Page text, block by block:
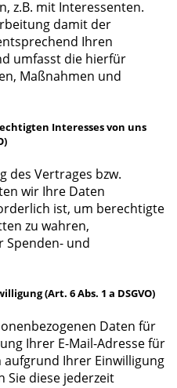
z.B. mit Interessenten.
damit der
Ihren
umfasst die hierfür
Maßnahmen und
Interesses von uns
des Vertrages bzw.
wir Ihre Daten
ist, um berechtigte
zu wahren,
Spenden- und
(Art. 6 Abs. 1 a DSGVO)
Daten für
Ihrer E-Mail-Adresse für
aufgrund Ihrer Einwilligung
Sie diese jederzeit